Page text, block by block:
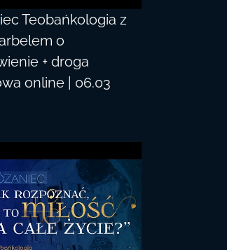
Teobańkologia z
o
+ droga
online | 06.03